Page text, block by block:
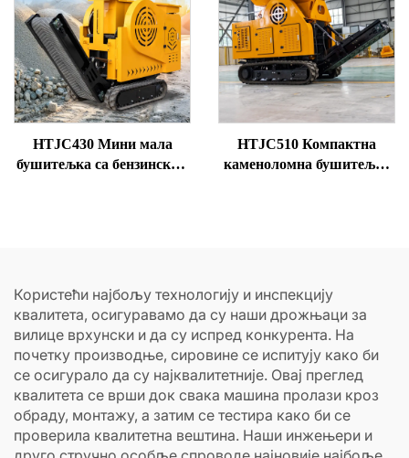
HTJC430 Мини мала
бушитељка са бензинским
HTJC510 Компактна
каменоломна бушитељка
Користећи најбољу технологију и инспекцију
квалитета, осигуравамо да су наши дрожњаци за
вилице врхунски и да су испред конкурента. На
почетку производње, сировине се испитују како би
се осигурало да су најквалитетније. Овај преглед
квалитета се врши док свака машина пролази кроз
обраду, монтажу, а затим се тестира како би се
проверила квалитетна вештина. Наши инжењери и